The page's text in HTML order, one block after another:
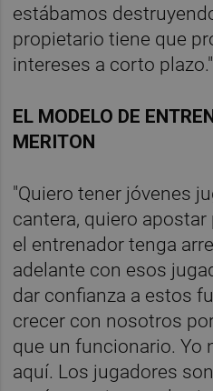
estábamos
propietario tiene que
intereses a corto plazo."
EL MODELO DE
MERITON
"Quiero tener jóvenes
cantera, quiero
el entrenador tenga
adelante con esos
dar confianza a estos
crecer con nosotros
que un funcionario. Yo
aquí. Los jugadores